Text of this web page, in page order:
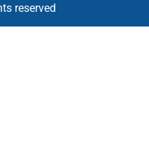
reserved